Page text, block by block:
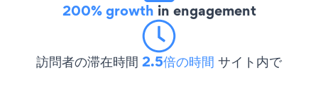
200% growth in engagement
訪問者の滞在時間 2.5倍の時間 サイト内で